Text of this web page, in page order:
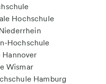
Hochschule
Hochschule
Wismar
Hamburg